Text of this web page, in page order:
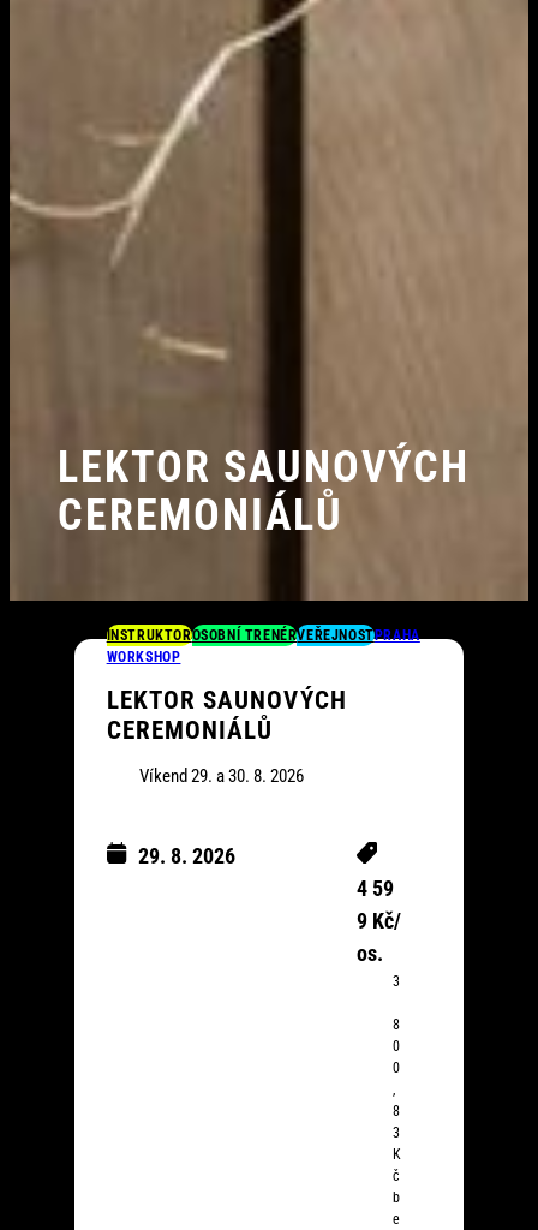
LEKTOR SAUNOVÝCH
CEREMONIÁLŮ
INSTRUKTOROSOBNÍ TRENÉR PRAHA
VEŘEJNOST
WORKSHOP
LEKTOR SAUNOVÝCH
CEREMONIÁLŮ
Víkend 29. a 30. 8. 2026
29. 8. 2026
4 59
9 Kč/
os.
3
8
0
0
8
3
K
č
b
e